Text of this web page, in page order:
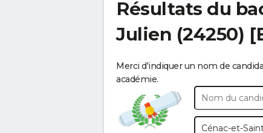
Résultats du
Julien (24250)
Merci d'indiquer un nom de
académie.